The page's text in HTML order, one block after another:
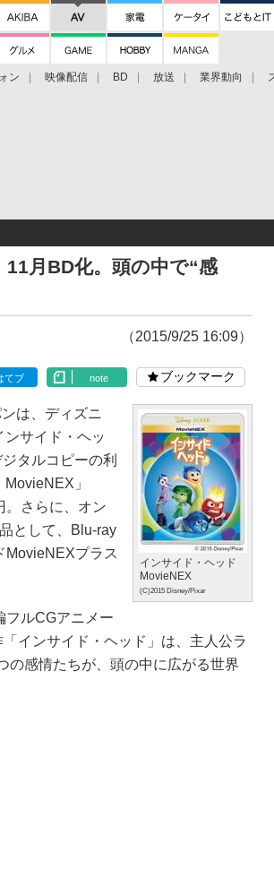
ン 映像配信 BD 放送 業界動向
月BD化。頭の中で“感
（2015/9/25 16:09）
てブ note ブックマーク
インサイド・ヘッド
MovieNEX
(C)2015 Disney/Pixar
は、ディズニ
サイド・ヘッ
タルコピーの利
」
。さらに、オン
として、Blu-ray
MovieNEXプラス
ルCGアニメー
インサイド・ヘッド」は、主人公ラ
の感情たちが、頭の中に広がる世界